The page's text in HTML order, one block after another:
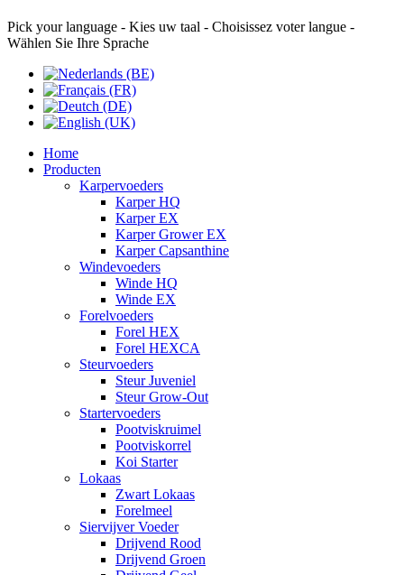
Pick your language - Kies uw taal - Choisissez voter langue -
Wählen Sie Ihre Sprache
Home
Producten
Karpervoeders
Karper HQ
Karper EX
Karper Grower EX
Karper Capsanthine
Windevoeders
Winde HQ
Winde EX
Forelvoeders
Forel HEX
Forel HEXCA
Steurvoeders
Steur Juveniel
Steur Grow-Out
Startervoeders
Pootviskruimel
Pootviskorrel
Koi Starter
Lokaas
Zwart Lokaas
Forelmeel
Siervijver Voeder
Drijvend Rood
Drijvend Groen